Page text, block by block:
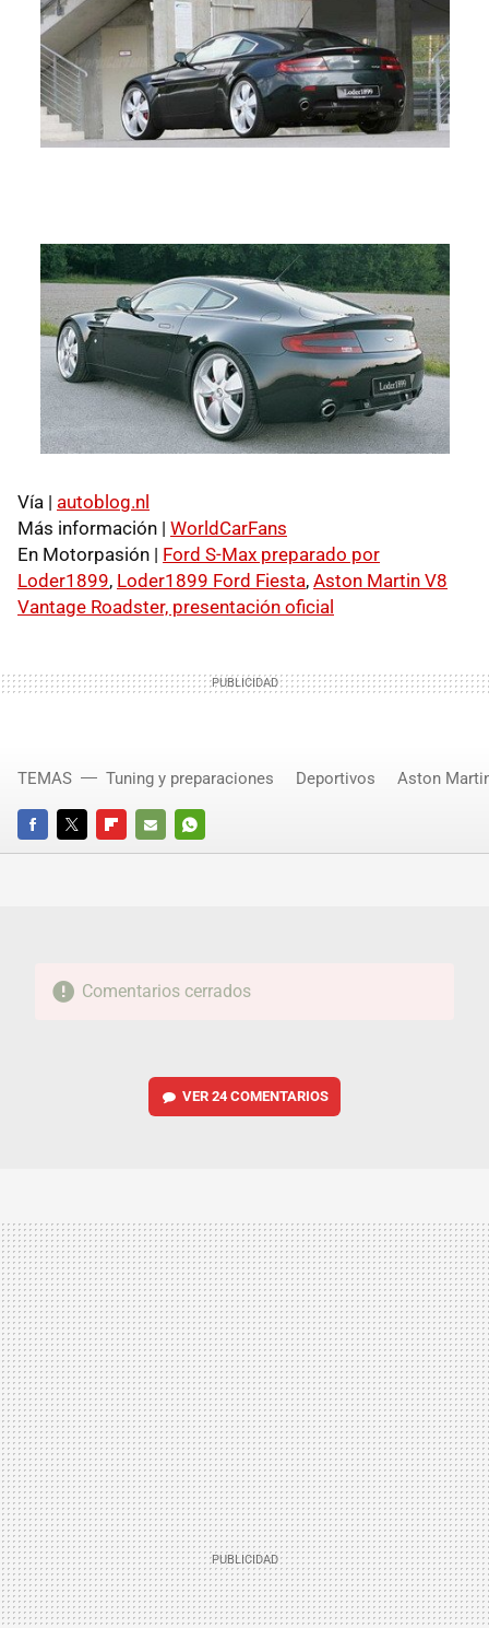
Vía | autoblog.nl
Más información | WorldCarFans
En Motorpasión | Ford S-Max preparado por
Loder1899, Loder1899 Ford Fiesta, Aston Martin V8
Vantage Roadster, presentación oficial
FACEBOOKTWITTERFLIPBOARD
E-
WHATSAPP
TEMAS Tuning y preparaciones Deportivos Aston
Comentarios cerrados
VER 24 COMENTARIOS